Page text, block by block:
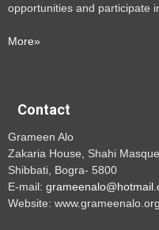
opportunities and participate
More»
Contact
Grameen Alo
Zakaria House, Shahi
Shibbati, Bogra- 5800
E-mail:
Website: www.grameenalo.org